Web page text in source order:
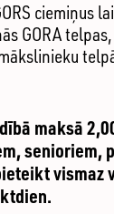
ciemiņus
GORA
maksā
senioriem,
vismaz